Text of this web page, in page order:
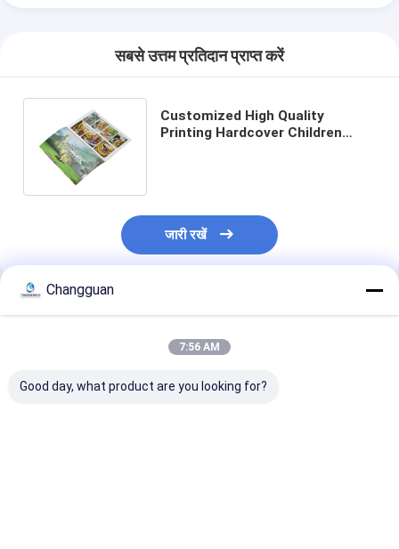
सबसे उत्तम प्रतिदान प्राप्त करें
Customized High Quality
Printing Hardcover Children
जारी रखें
अनुशंसित उत्पाद
Changguan
7:56 AM
Good day, what product are you looking for?